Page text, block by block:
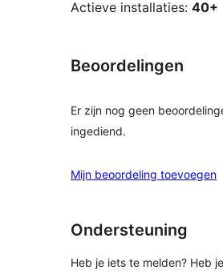
Actieve installaties: 40+
Beoordelingen
Er zijn nog geen
ingediend.
Mijn beoordeling toevoegen
Ondersteuning
Heb je iets te melden? Heb